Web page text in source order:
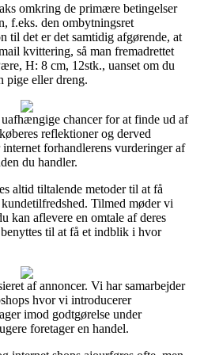
omkring de primære betingelser
f.eks. den ombytningsret
til det er det samtidig afgørende, at
kvittering, så man fremadrettet
H: 8 cm, 12stk., uanset om du
pige eller dreng.
chancer for at finde ud af
reflektioner og derved
forhandlerens vurderinger af
du handler.
altid tiltalende metoder til at få
Tilmed møder vi
kan aflevere en omtale af deres
til at få et indblik i hvor
af annoncer. Vi har samarbejder
hvor vi introducerer
imod godtgørelse under
foretager en handel.